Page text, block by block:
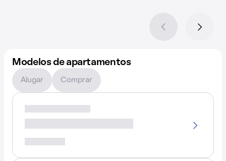
Modelos de apartamentos
Alugar Comprar